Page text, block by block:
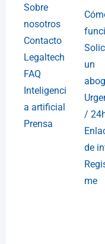
Sobre
nosotros
Contacto
Legaltech
FAQ
Inteligenci
a artificial
Prensa
un
/
de
me